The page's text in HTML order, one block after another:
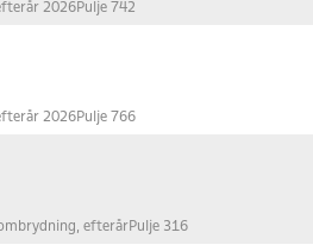
2026Pulje 742
2026Pulje 766
efterårPulje 316